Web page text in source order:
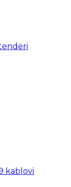
kablovi